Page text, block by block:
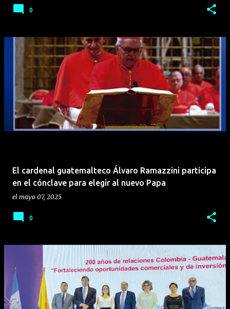
0
El cardenal guatemalteco Álvaro Ramazzini participa
en el cónclave para elegir al nuevo Papa
el mayo 07, 2025
0